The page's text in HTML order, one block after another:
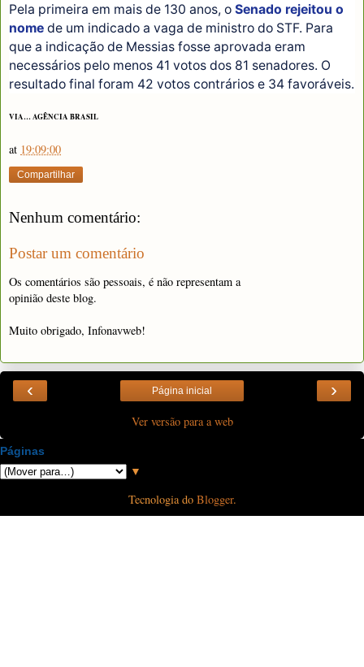
Pela primeira em mais de 130 anos, o Senado rejeitou o
nome de um indicado a vaga de ministro do STF. Para
que a indicação de Messias fosse aprovada eram
necessários pelo menos 41 votos dos 81 senadores. O
resultado final foram 42 votos contrários e 34 favoráveis.
VIA… AGÊNCIA BRASIL
at 19:09:00
Compartilhar
Nenhum comentário:
Postar um comentário
Os comentários são pessoais, é não representam a
opinião deste blog.
Muito obrigado, Infonavweb!
‹ ›
Página inicial
Ver versão para a web
Páginas
▼
Tecnologia do Blogger.